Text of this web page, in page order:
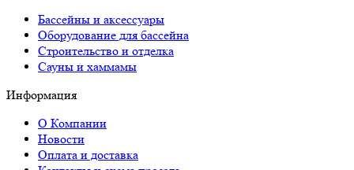
Бассейны и аксессуары
Оборудование для бассейна
Строительство и отделка
Сауны и хаммамы
Информация
О Компании
Новости
Оплата и доставка